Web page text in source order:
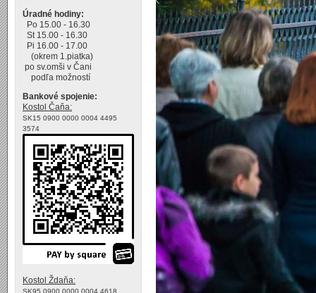
Úradné hodiny:
Po 15.00 - 16.30
St 15.00 - 16.30
Pi 16.00 - 17.00
(okrem 1.piatka)
po sv.omši v Čani
podľa možností
Bankové spojenie:
Kostol Čaňa:
SK15 0900 0000 0004 4495
3574
Kostol Ždaňa:
SK95 0900 0000 0004 4618